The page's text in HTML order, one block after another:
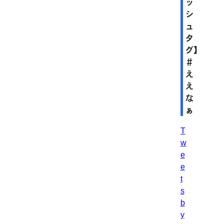
ッ
シ
ュ
タ
グ】
＃
え
え
な
ぁ
T
w
e
e
t
s
b
y